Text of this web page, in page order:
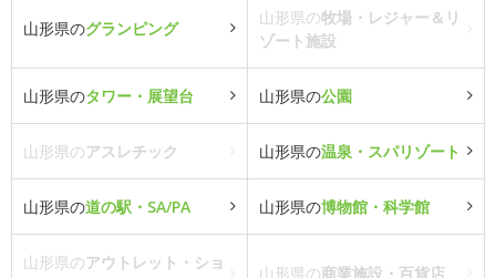
山形県のグランピング
山形県の牧場・レジャー＆リ
ゾート施設
山形県のタワー・展望台 山形県の公園
山形県のアスレチック 山形県の温泉・スパリゾート
山形県の道の駅・SA/PA 山形県の博物館・科学館
山形県のアウトレット・ショ
山形県の商業施設・百貨店